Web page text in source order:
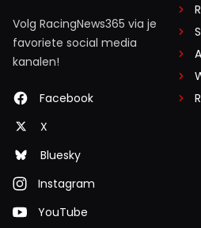
Volg RacingNews365 via je
favoriete social media
kanalen!
Facebook
X
Bluesky
Instagram
YouTube